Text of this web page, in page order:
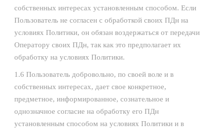
собственных интересах установленным способом. Если
Пользователь не согласен с обработкой своих ПДн на
условиях Политики, он обязан воздержаться от передачи
Оператору своих ПДн, так как это предполагает их
обработку на условиях Политики.
1.6 Пользователь добровольно, по своей воле и в
собственных интересах, дает свое конкретное,
предметное, информированное, сознательное и
однозначное согласие на обработку его ПДн
установленным способом на условиях Политики и в